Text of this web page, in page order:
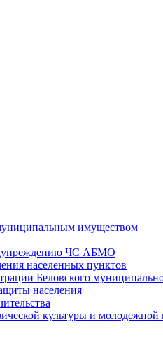
имуществом
ЧС АБМО
населенных пунктов
Беловского
населения
культуры и молодежной